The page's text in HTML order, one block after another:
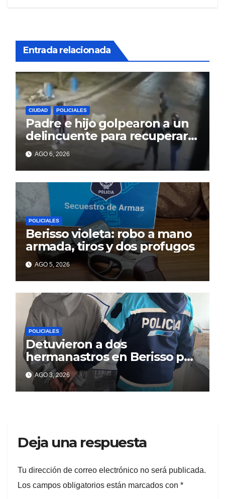
Entrada relacionada
CIUDAD POLICIALES
Padre e hijo golpearon a un
delincuente para recuperar
un celular robado en Berisso
AGO 6, 2026
POLICIALES
Berisso violeta: robo a mano
armada, tiros y dos profugos
AGO 5, 2026
POLICIALES
Detuvieron a dos
hermanastros en Berisso por
matar a puñaladas a un
tatuador
AGO 3, 2026
Deja una respuesta
Tu dirección de correo electrónico no será publicada.
Los campos obligatorios están marcados con *